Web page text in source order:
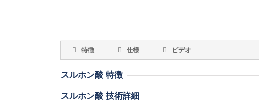
特徴 仕様 ビデオ
スルホン酸 特徴
スルホン酸 技術詳細